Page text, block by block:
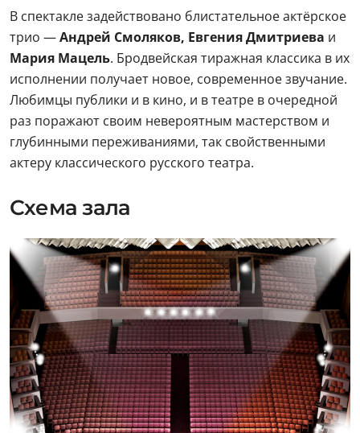
В спектакле задействовано блистательное актёрское
трио —Андрей Смоляков, Евгения Дмитриева и
Мария Мацель. Бродвейская тиражная классика в их
исполнении получает новое, современное звучание.
Любимцы публики и в кино, и в театре в очередной
раз поражают своим невероятным мастерством и
глубинными переживаниями, так свойственными
актеру классического русского театра.
Схема зала